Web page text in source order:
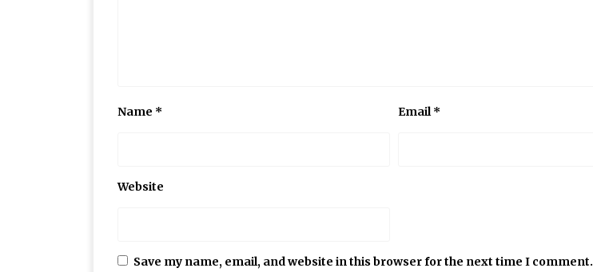
Name * Email*
Website
Save my name, email, and website in this browser for the next time I comment.